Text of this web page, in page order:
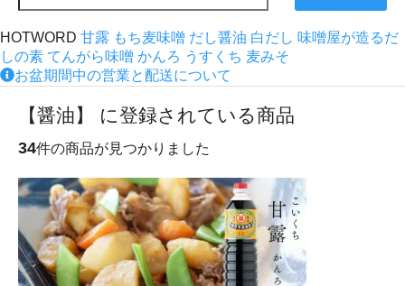
HOTWORD 甘露 もち麦味噌 だし醤油 白だし 味噌屋が造るだ
しの素 てんがら味噌 かんろ うすくち 麦みそ
お盆期間中の営業と配送について
【醤油】 に登録されている商品
34件の商品が見つかりました